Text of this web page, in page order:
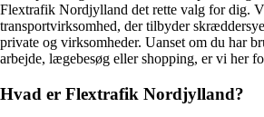
Flextrafik Nordjylland det rette valg for dig.
transportvirksomhed, der tilbyder
private og virksomheder. Uanset om du har
arbejde, lægebesøg eller shopping, er vi her
Hvad er Flextrafik Nordjylland?